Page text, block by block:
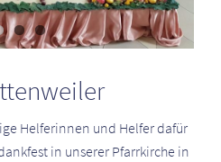
Helferinnen und Helfer dafür
in unserer Pfarrkirche in